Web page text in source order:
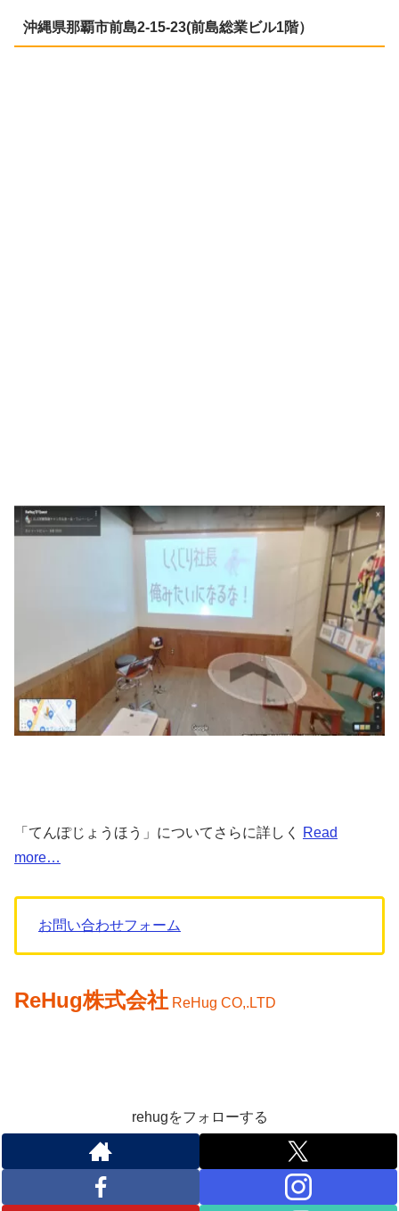
沖縄県那覇市前島2-15-23(前島総業ビル1階）
「てんぽじょうほう」についてさらに詳しく
Read
more…
お問い合わせフォーム
ReHug株式会社 ReHug CO,.LTD
rehugをフォローする